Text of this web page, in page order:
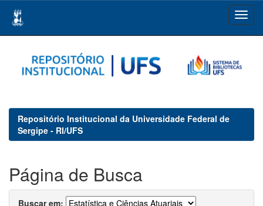
navigation
Repositório Institucional da Universidade Federal de
Sergipe - RI/UFS
Página de Busca
Buscar em: